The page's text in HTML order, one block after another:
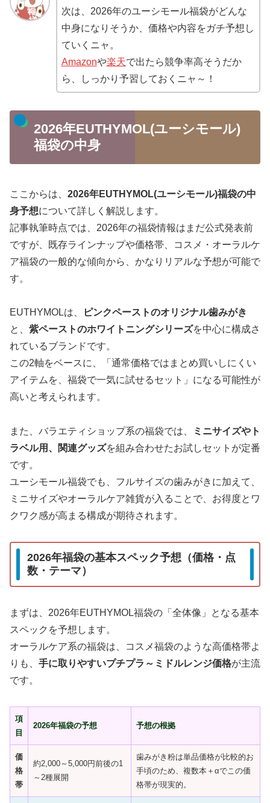
次は、2026年のユーシモール福袋がどんな
中身になりそうか、価格や内容をガチ予想し
ていくニャ。
Amazonや楽天で出たら競争率高そうだか
ら、しっかり予習しておくニャ～！
2026年EUTHYMOL(ユーシモール)
福袋の中身
ここからは、 2026年EUTHYMOL(ユーシモール)福袋の中
身予想について詳しく解説します。
記事執筆時点では、2026年の福袋情報はまだ公式発表前
ですが、既存ラインナップや価格帯、コスメ・オーラルケ
ア福袋の一般的な傾向から、かなりリアルな予想が可能で
す。
EUTHYMOLは、
ピンクペーストのオリジナル歯みがき
と、 紫ペーストのホワイトニングシリーズを中心に構成さ
れているブランドです。
この2軸をベースに、「通常価格ではまとめ買いしにくい
アイテムを、福袋で一気に試せるセット」になる可能性が
高いと考えられます。
また、バラエティショップ系の福袋では、
ミニサイズやト
ラベル用、関連グッズを組み合わせたお試しセットが定番
です。
ユーシモール福袋でも、フルサイズの歯みがきに加えて、
ミニサイズやオーラルケア雑貨が入ることで、お得度とワ
クワク感が高まる構成が期待されます。
2026年福袋の基本スペック予想（価格・点
数・テーマ）
まずは、2026年EUTHYMOL福袋の「全体像」となる基本
スペックを予想します。
オーラルケア系の福袋は、コスメ福袋のような高価格帯よ
りも、 手に取りやすいプチプラ～ミドルレンジ価格が主流
です。
項
目
2026年福袋の予想 予想の根拠
価
格
帯
約2,000～5,000円前後の1
～2種展開
歯みがき粉は単品価格が比較的お
手頃のため、複数本＋αでこの価
格帯が現実的。